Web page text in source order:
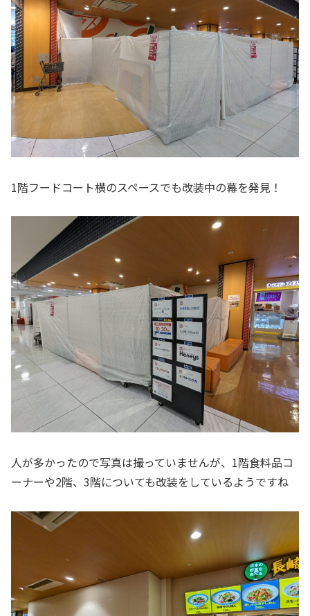
1階フードコート横のスペースでも改装中の幕を発見！
人が多かったので写真は撮っていませんが、1階食料品コ
ーナーや2階、3階についても改装をしているようですね